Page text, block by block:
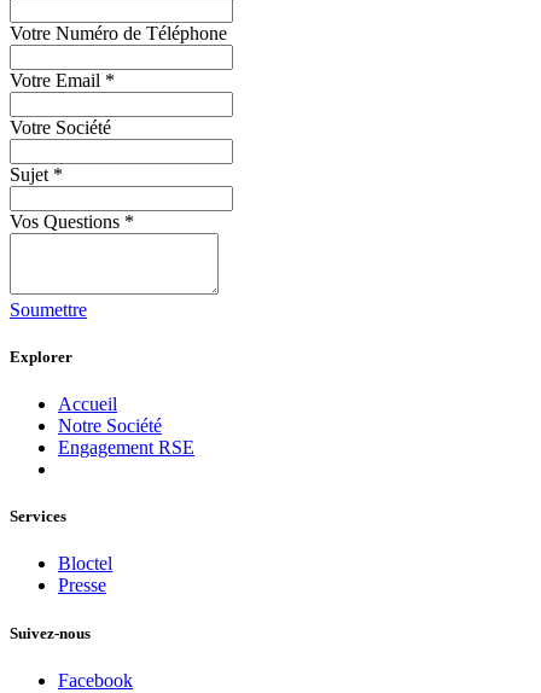
Votre Numéro de Téléphone
Votre Email *
Votre Société
Sujet *
Vos Questions *
Soumettre
Explorer
Accueil
Notre Société
Engagement RSE
Services
Bloctel
Presse
Suivez-nous
Facebook